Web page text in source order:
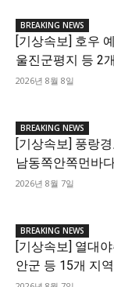
BREAKING NEWS
[기상속보] 호우
울진군평지 등 2
2026년 8월 8일
BREAKING NEWS
[기상속보] 풍랑
남동쪽안쪽먼바
2026년 8월 7일
BREAKING NEWS
[기상속보] 열대
안군 등 15개 지역